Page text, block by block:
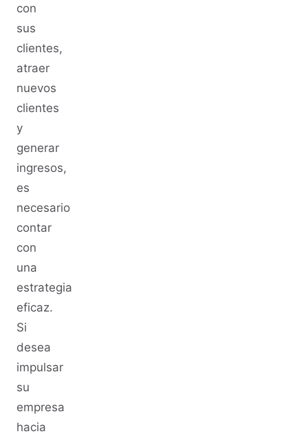
con
sus
clientes,
atraer
nuevos
clientes
y
generar
ingresos,
es
necesario
contar
con
una
estrategia
eficaz.
Si
desea
impulsar
su
empresa
hacia